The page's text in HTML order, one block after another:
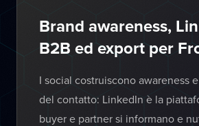
Brand awareness,
B2B ed export per
I social costruiscono awareness
del contatto: LinkedIn è la
buyer e partner si informano e